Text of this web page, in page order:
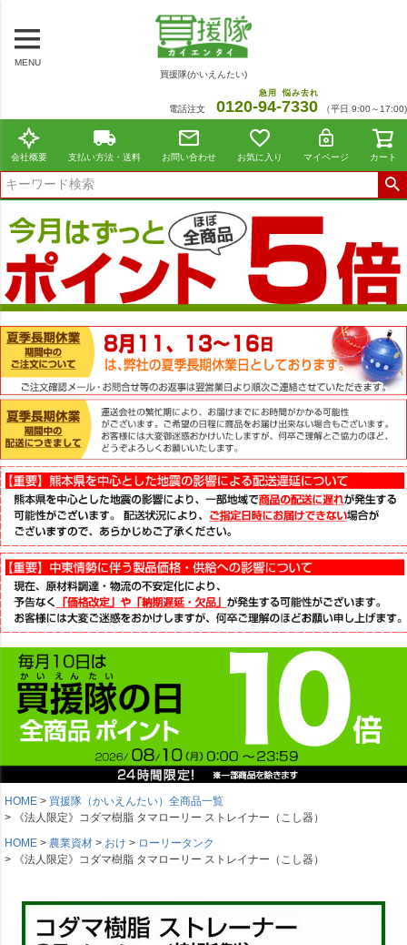
MENU
買援隊(かいえんたい)
電話注文 0120-94
急用
-7330
悩み去れ
（平日 9:00～17:00)
会社概要 支払い方法・送料 お問い合わせ お気に入り マイページ カート
HOME
買援隊（かいえんたい）全商品一覧
《法人限定》コダマ樹脂 タマローリー ストレイナー（こし器）
HOME
農業資材 おけ
ローリータンク
《法人限定》コダマ樹脂 タマローリー ストレイナー（こし器）